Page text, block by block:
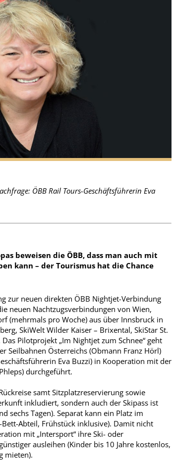
ÖBB Rail Tours-Geschäftsführerin Eva
beweisen die ÖBB, dass man auch mit
kann – der Tourismus hat die Chance
zur neuen direkten ÖBB Nightjet-Verbindung
neuen Nachtzugsverbindungen von Wien,
(mehrmals pro Woche) aus über Innsbruck in
SkiWelt Wilder Kaiser – Brixental, SkiStar St.
Pilotprojekt „Im Nightjet zum Schnee“ geht
Seilbahnen Österreichs (Obmann Franz Hörl)
Eva Buzzi) in Kooperation mit der
durchgeführt.
samt Sitzplatzreservierung sowie
inkludiert, sondern auch der Skipass ist
sechs Tagen). Separat kann ein Platz im
Abteil, Frühstück inklusive). Damit nicht
mit „Intersport“ ihre Ski- oder
ausleihen (Kinder bis 10 Jahre kostenlos,
mieten).